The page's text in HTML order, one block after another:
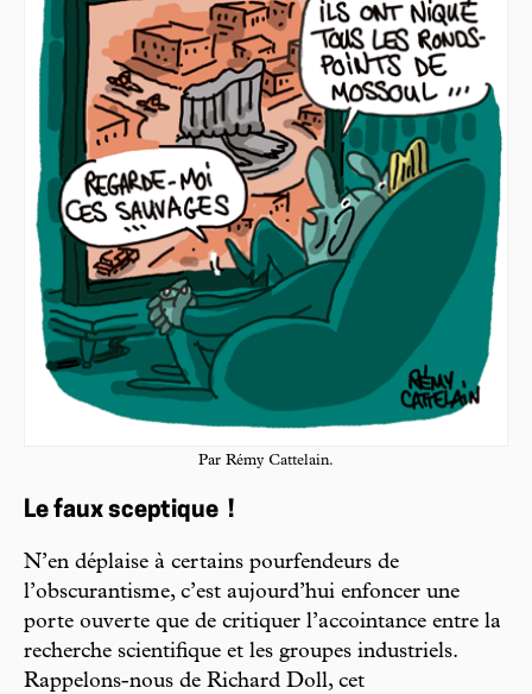
Par Rémy Cattelain.
Le faux sceptique !
N’en déplaise à certains pourfendeurs de
l’obscurantisme, c’est aujourd’hui enfoncer une
porte ouverte que de critiquer l’accointance entre la
recherche scientifique et les groupes industriels.
Rappelons-nous de Richard Doll, cet